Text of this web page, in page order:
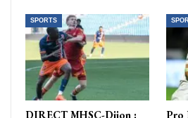
SPORTS
DIRECT MHSC-Dijon :
Pro